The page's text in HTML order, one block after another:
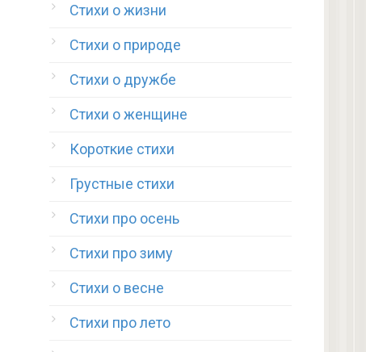
Стихи о жизни
Стихи о природе
Стихи о дружбе
Стихи о женщине
Короткие стихи
Грустные стихи
Стихи про осень
Стихи про зиму
Стихи о весне
Стихи про лето